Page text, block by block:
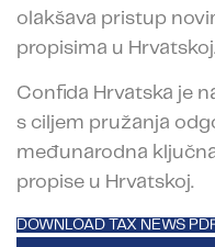
olakšava pristup
propisima u
Confida Hrvatska je
s ciljem pružanja
međunarodna
propise u Hrvatskoj.
DOWNLOAD TAX NEWS